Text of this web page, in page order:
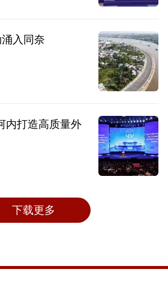
入同奈
内打造高质量外
下载更多